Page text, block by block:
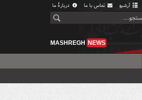
آرشیو تماس با ما دربارهٔ ما
MASHREGH NEWS